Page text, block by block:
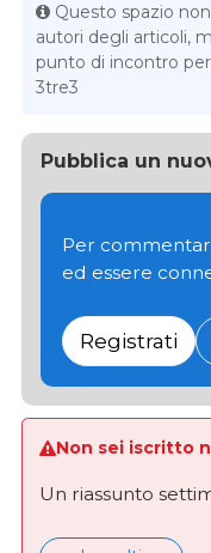
Questo spazio
autori degli articoli,
punto di incontro
3tre3
Pubblica un
Per
ed essere
Registrati
Non sei iscritto
Un riassunto